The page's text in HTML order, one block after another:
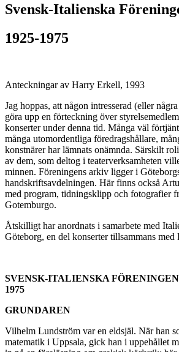
Svensk-Italienska
1925-1975
Anteckningar av Harry Erkell, 1993
Jag hoppas, att någon intresserad (eller
göra upp en förteckning över
konserter under denna tid. Många väl
många utomordentliga föredragshållare,
konstnärer har lämnats onämnda. Särskilt
av dem, som deltog i teaterverksamheten
minnen. Föreningens arkiv ligger i
handskriftsavdelningen. Här finns också
med program, tidningsklipp och fotografier
Gotemburgo.
Åtskilligt har anordnats i samarbete med
Göteborg, en del konserter tillsammans med
SVENSK-ITALIENSKA
1975
GRUNDAREN
Vilhelm Lundström var en eldsjäl. När han
matematik i Uppsala, gick han i uppehållet